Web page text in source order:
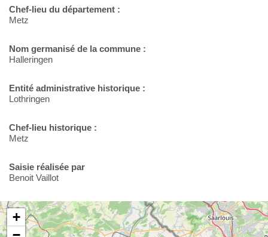
Chef-lieu du département :
Metz
Nom germanisé de la commune :
Halleringen
Entité administrative historique :
Lothringen
Chef-lieu historique :
Metz
Saisie réalisée par
Benoit Vaillot
+